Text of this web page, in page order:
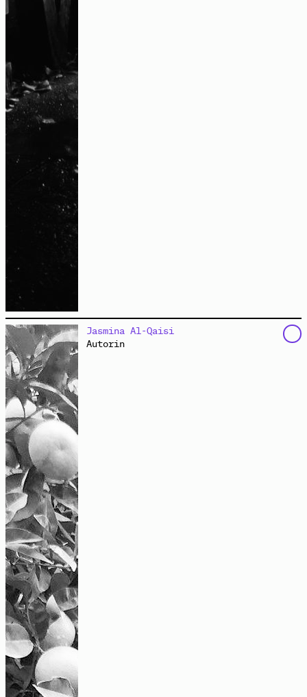
ist die Betreiberin des gleichnamigen Technoclubs und
Kulturzentrums am S-Ostkreuz in Berlin. Auf dem
Gelände des Markgrafendamm 24c finden
Filmvorführungen, Konzerte, Diskussionsveranstaltungen
und Partys statt.
clubkulturelles Experiment einer Tanzwirtschaft mit
linksradikalem Selbstverständnis, die seit nunmehr
über zehn Jahren das Spannungsverhältnis zwischen
ausgelassenem Feiern und politischer Ausrichtung
auslotet. Kollektiv, Crew, Veranstalter*innen und
Gäste haben gemeinsam einen Ort geschaffen, an dem
sich gegenseitige Neugier und Faszination, Lust auf
das Miteinander und experimentelle Anordnung entfalten
können.
Jasmina Al-Qaisi
Autorin